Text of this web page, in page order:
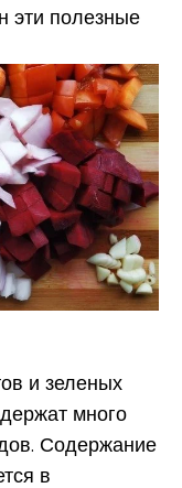
эти полезные
и зеленых
много
Содержание
в